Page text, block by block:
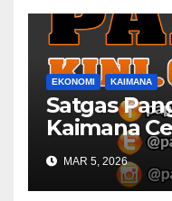
EKONOMI KAIMANA
Satgas
Kaimana
Bapok di
MAR 5, 2026